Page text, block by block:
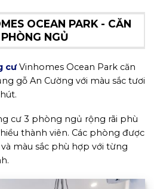
OCEAN PARK - CĂN
NGỦ
cưVinhomes Ocean Park căn
gỗ An Cường với màu sắc tươi
cư 3 phòng ngủ rộng rãi phù
thành viên. Các phòng được
màu sắc phù hợp với từng